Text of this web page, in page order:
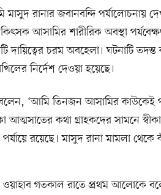
রানার জবানবন্দি পর্যালোচনায়
আসামির শারীরিক অবস্থা
দায়িত্বের চরম অবহেলা। ঘটনাটি
নির্দেশ দেওয়া হয়েছে।
‘আমি তিনজন আসামির কাউকেই
আত্মসাতের কথা গ্রাহকদের সামনে
রয়েছে। মাসুদ রানা মামলা থেকে
গতকাল রাতে প্রথম আলোকে